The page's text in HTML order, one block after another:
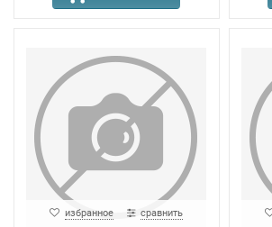
избранное сравнить